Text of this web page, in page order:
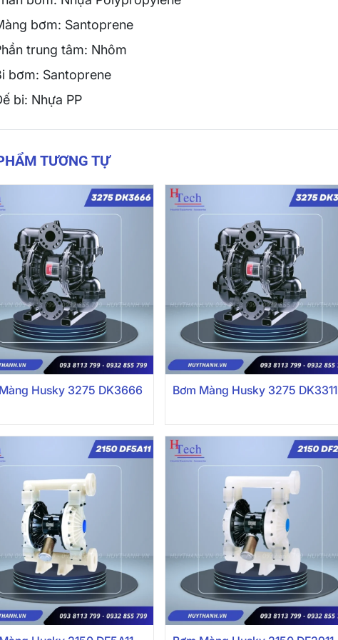
bơm: Santoprene
trung tâm: Nhôm
bơm: Santoprene
bi: Nhựa PP
TƯƠNG TỰ
Husky 3275 DK3666 Bơm Màng Husky 3275 DK3311